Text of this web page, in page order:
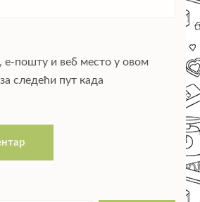
е-пошту и веб место у овом
следећи пут када